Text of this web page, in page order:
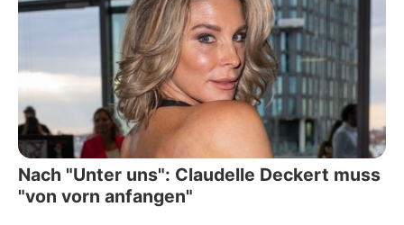
Nach "Unter uns": Claudelle Deckert muss
"von vorn anfangen"